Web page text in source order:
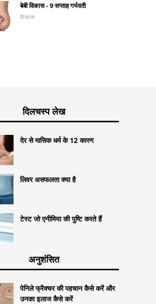
बेबी विकास - 9 सप्ताह गर्भवती
विकास
दिलचस्प लेख
देर से मासिक धर्म के 12 कारण
लिवर असफलता क्या है
टेस्ट जो एनीमिया की पुष्टि करते हैं
अनुशंसित
पेनिले फ्रैक्चर की पहचान कैसे करें और
उनका इलाज कैसे करें